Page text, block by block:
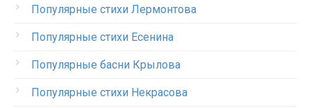
Популярные стихи Лермонтова
Популярные стихи Есенина
Популярные басни Крылова
Популярные стихи Некрасова